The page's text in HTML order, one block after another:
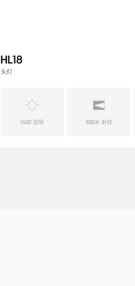
HL18
头灯
1600 流明 308米 射程